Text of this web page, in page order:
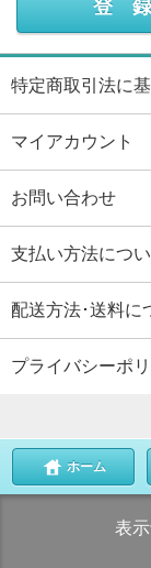
特定商取引法に
マイアカウント
お問い合わせ
支払い方法につ
配送方法･送料に
プライバシーポ
ホーム
表